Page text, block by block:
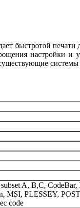
быстротой
настройки
A, B,C,
PLESSEY,
code